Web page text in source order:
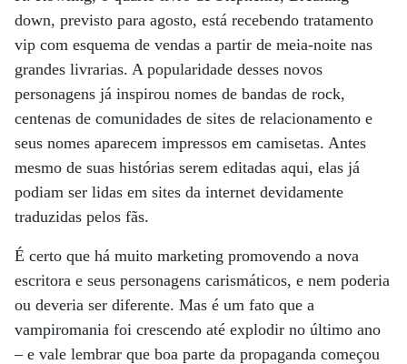
down, previsto para agosto, está recebendo tratamento
vip com esquema de vendas a partir de meia-noite nas
grandes livrarias. A popularidade desses novos
personagens já inspirou nomes de bandas de rock,
centenas de comunidades de sites de relacionamento e
seus nomes aparecem impressos em camisetas. Antes
mesmo de suas histórias serem editadas aqui, elas já
podiam ser lidas em sites da internet devidamente
traduzidas pelos fãs.
É certo que há muito marketing promovendo a nova
escritora e seus personagens carismáticos, e nem poderia
ou deveria ser diferente. Mas é um fato que a
vampiromania foi crescendo até explodir no último ano
– e vale lembrar que boa parte da propaganda começou